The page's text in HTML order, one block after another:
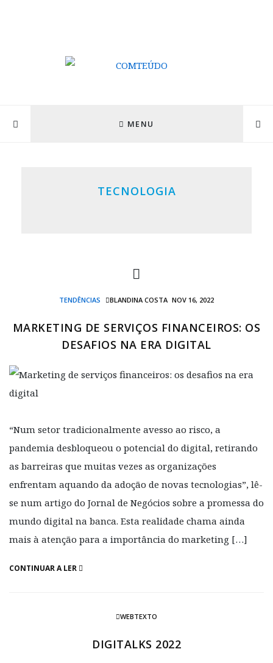
MENU
TECNOLOGIA
TENDÊNCIAS BLANDINA COSTA NOV 16, 2022
MARKETING DE SERVIÇOS FINANCEIROS: OS
DESAFIOS NA ERA DIGITAL
“Num setor tradicionalmente avesso ao risco, a
pandemia desbloqueou o potencial do digital, retirando
as barreiras que muitas vezes as organizações
enfrentam aquando da adoção de novas tecnologias”, lê-
se num artigo do Jornal de Negócios sobre a promessa do
mundo digital na banca. Esta realidade chama ainda
mais à atenção para a importância do marketing […]
CONTINUAR A LER
WEBTEXTO
DIGITALKS 2022